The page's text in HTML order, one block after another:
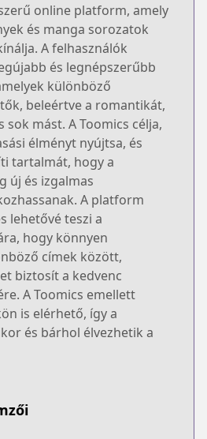
online platform, amely
és manga sorozatok
A felhasználók
és legnépszerűbb
különböző
beleértve a romantikát,
mást. A Toomics célja,
élményt nyújtsa, és
tartalmát, hogy a
új és izgalmas
A platform
lehetővé teszi a
hogy könnyen
címek között,
biztosít a kedvenc
A Toomics emellett
is elérhető, így a
és bárhol élvezhetik a